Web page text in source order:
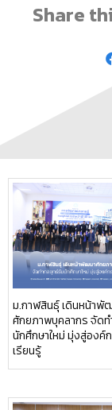
Share
ม.กาฬสินธุ์ เดินหน้าพั
ศักยภาพบุคลากร จัด
นักศึกษาใหม่ มุ่งสู่องค์
เรียนรู้